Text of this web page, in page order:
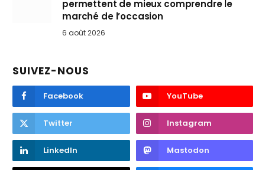
permettent de mieux comprendre le
marché de l’occasion
6 août 2026
SUIVEZ-NOUS
Facebook YouTube
Twitter Instagram
LinkedIn Mastodon